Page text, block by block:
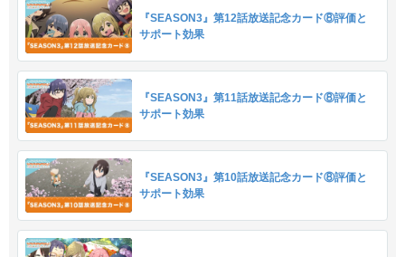
『SEASON3』第12話放送記念カード⑧評価と
サポート効果
『SEASON3』第11話放送記念カード⑧評価と
サポート効果
『SEASON3』第10話放送記念カード⑧評価と
サポート効果